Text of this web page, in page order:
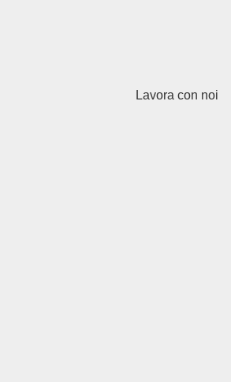
Lavora con noi